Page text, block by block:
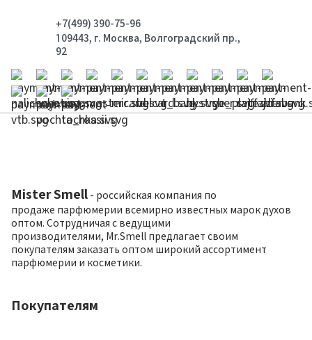
+7(499) 390-75-96
109443, г. Москва, Волгоградский пр.,
92
Mister Smell - российская компания по
продаже парфюмерии всемирно известных марок духов
оптом. Сотрудничая с ведущими
производителями, Mr.Smell предлагает своим
покупателям заказать оптом широкий ассортимент
парфюмерии и косметики.
Покупателям